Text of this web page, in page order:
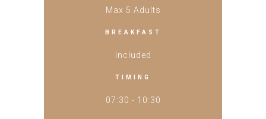
Max 5 Adults
BREAKFAST
Included
TIMING
07:30 - 10:30